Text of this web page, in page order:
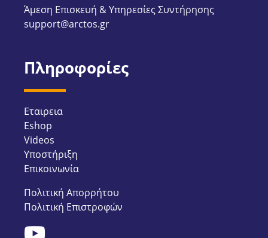
Άμεση Επισκευή & Υπηρεσίες Συντήρησης
support@arctos.gr
Πληροφορίες
Εταιρεια
Eshop
Videos
Υποστήριξη
Επικοινωνία
Πολιτική Απορρήτου
Πολιτική Επιστροφών